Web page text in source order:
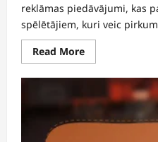
reklāmas piedāvājumi, kas
spēlētājiem, kuri veic
Read MoreRead
more
Ierobežota
izdevuma
uzlādēšanas
Īpaši